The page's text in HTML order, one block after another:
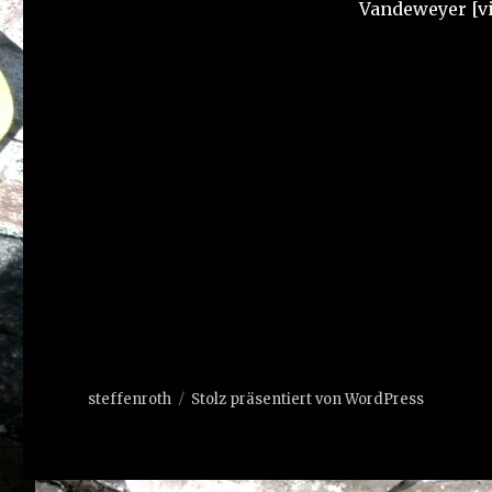
Vandeweyer
steffenroth Stolz präsentiert von WordPress